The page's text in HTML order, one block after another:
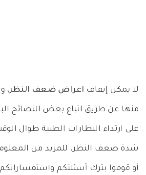
لا يمكن إيقاف اعراض ضعف النظر،
منها عن طريق اتباع بعض النصائح
على ارتداء النظارات الطبية طوال
شدة ضعف النظر. للمزيد من
أو قوموا بترك أسئلتكم واستفساراتكم